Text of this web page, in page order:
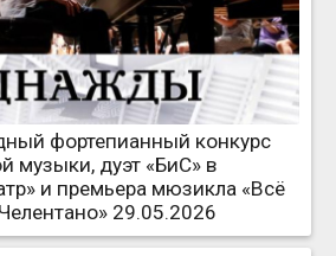
фортепианный конкурс
музыки, дуэт «БиС» в
и премьера мюзикла «Всё
29.05.2026